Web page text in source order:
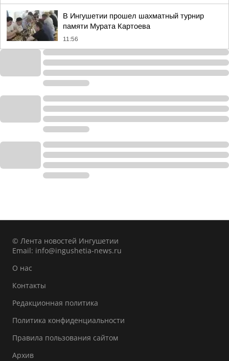
В Ингушетии прошел шахматный турнир
памяти Мурата Картоева
11:56
© Лента новостей Ингушетии
Email: info@ingushetia-news.ru
О нас
Контакты
Редакционная политика
Политика конфиденциальности
Правила пользования сайтом
Архив